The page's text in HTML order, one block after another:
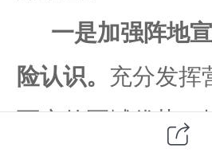
一是加强阵地
险认识。 充分发挥
面广的区域优势，